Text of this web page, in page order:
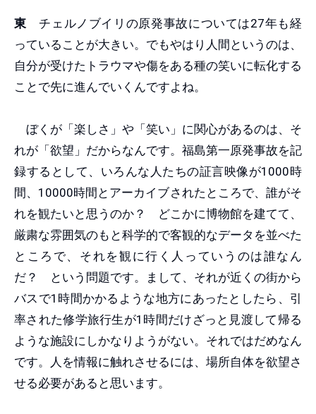
東 チェルノブイリの原発事故については27年も経
っていることが大きい。でもやはり人間というのは、
自分が受けたトラウマや傷をある種の笑いに転化する
ことで先に進んでいくんですよね。
ぼくが「楽しさ」や「笑い」に関心があるのは、そ
れが「欲望」だからなんです。福島第一原発事故を記
録するとして、いろんな人たちの証言映像が1000時
間、10000時間とアーカイブされたところで、誰がそ
れを観たいと思うのか？ どこかに博物館を建てて、
厳粛な雰囲気のもと科学的で客観的なデータを並べた
ところで、それを観に行く人っていうのは誰なん
だ？ という問題です。まして、それが近くの街から
バスで1時間かかるような地方にあったとしたら、引
率された修学旅行生が1時間だけざっと見渡して帰る
ような施設にしかなりようがない。それではだめなん
です。人を情報に触れさせるには、場所自体を欲望さ
せる必要があると思います。